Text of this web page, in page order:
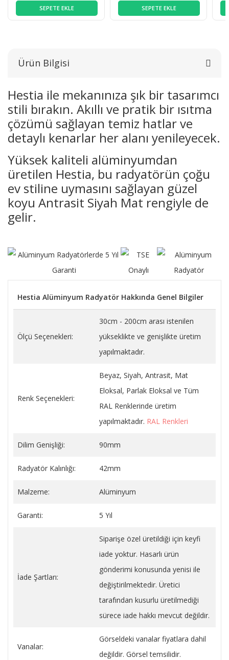
SEPETE EKLE SEPETE EKLE
Ürün Bilgisi
Hestia ile mekanınıza şık bir tasarımcı
stili bırakın. Akıllı ve pratik bir ısıtma
çözümü sağlayan temiz hatlar ve
detaylı kenarlar her alanı yenileyecek.
Yüksek kaliteli alüminyumdan
üretilen Hestia, bu radyatörün çoğu
ev stiline uymasını sağlayan güzel
koyu Antrasit Siyah Mat rengiyle de
gelir.
Hestia Alüminyum Radyatör Hakkında Genel Bilgiler
Ölçü Seçenekleri:
30cm - 200cm arası istenilen
yükseklikte ve genişlikte üretim
yapılmaktadır.
Renk Seçenekleri:
Beyaz, Siyah, Antrasit, Mat
Eloksal, Parlak Eloksal ve Tüm
RAL Renklerinde üretim
yapılmaktadır. RAL Renkleri
Dilim Genişliği: 90mm
Radyatör Kalınlığı: 42mm
Malzeme: Alüminyum
Garanti: 5 Yıl
İade Şartları:
Siparişe özel üretildiği için keyfi
iade yoktur. Hasarlı ürün
gönderimi konusunda yenisi ile
değiştirilmektedir. Üretici
tarafından kusurlu üretilmediği
sürece iade hakkı mevcut değildir.
Vanalar:
Görseldeki vanalar fiyatlara dahil
değildir. Görsel temsilidir.